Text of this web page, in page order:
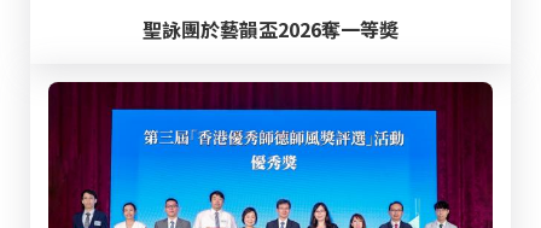
聖詠團於藝韻盃2026奪一等奬